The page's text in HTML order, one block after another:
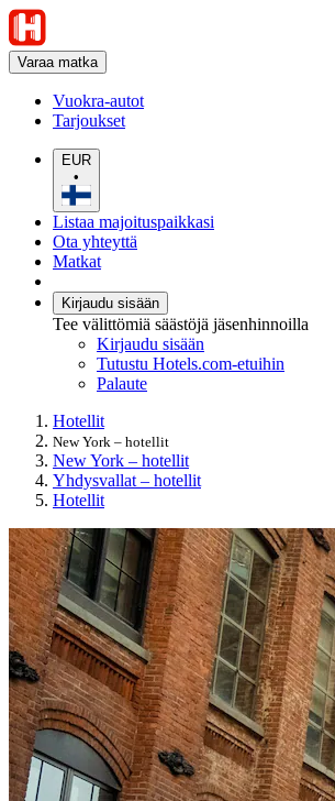
Varaa matka
Vuokra-autot
Tarjoukset
EUR
•
Listaa majoituspaikkasi
Ota yhteyttä
Matkat
Kirjaudu sisään
Tee välittömiä säästöjä jäsenhinnoilla
Kirjaudu sisään
Tutustu Hotels.com-etuihin
Palaute
Hotellit
New York – hotellit
New York – hotellit
Yhdysvallat – hotellit
Hotellit